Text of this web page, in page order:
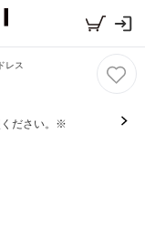
レス
ださい。※